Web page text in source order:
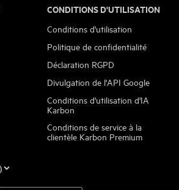
CONDITIONS D'UTILISATION
Conditions d'utilisation
Politique de confidentialité
Déclaration RGPD
Divulgation de l'API Google
Conditions d'utilisation d'IA
Karbon
Conditions de service à la
clientèle Karbon Premium